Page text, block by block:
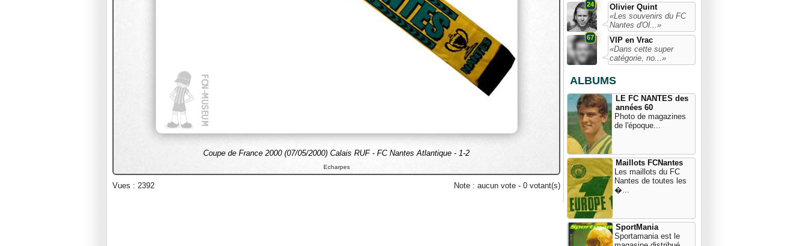
Coupe de France 2000 (07/05/2000) Calais RUF - FC Nantes Atlantique - 1-2
Echarpes
Vues : 2392 Note : aucun vote - 0 votant(s)
24
Olivier Quint
«Les souvenirs du FC
Nantes d'Ol...»
67
VIP en Vrac
«Dans cette super
catégorie, no...»
ALBUMS
LE FC NANTES des
années 60
Photo de magazines
de l'époque...
Maillots FCNantes
Les maillots du FC
Nantes de toutes les
�...
SportMania
Sportamania est le